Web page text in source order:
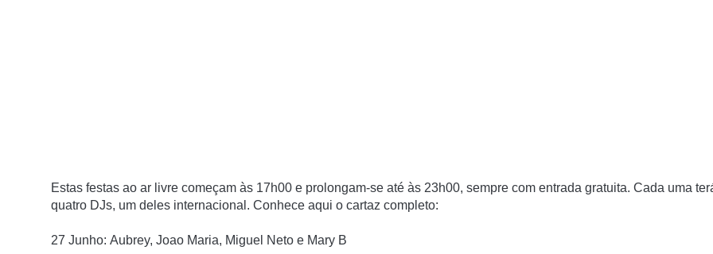
Estas festas ao ar livre começam às 17h00 e prolongam-se até às 23h00, sempre com entrada gratuita. Cada uma
quatro DJs, um deles internacional. Conhece aqui o cartaz completo:
27 Junho: Aubrey, Joao Maria, Miguel Neto e Mary B